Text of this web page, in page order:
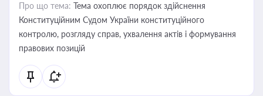
Про що тема: Тема охоплює порядок здійснення
Конституційним Судом України конституційного
контролю, розгляду справ, ухвалення актів і формування
правових позицій